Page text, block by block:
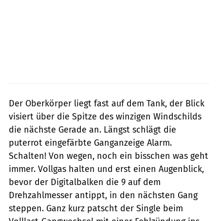
Der Oberkörper liegt fast auf dem Tank, der Blick
visiert über die Spitze des winzigen Windschilds
die nächste Gerade an. Längst schlägt die
puterrot eingefärbte Ganganzeige Alarm.
Schalten! Von wegen, noch ein bisschen was geht
immer. Vollgas halten und erst einen Augenblick,
bevor der Digitalbalken die 9 auf dem
Drehzahlmesser antippt, in den nächsten Gang
steppen. Ganz kurz patscht der Single beim